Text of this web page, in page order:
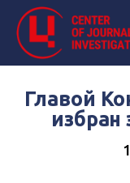
Главой
избран